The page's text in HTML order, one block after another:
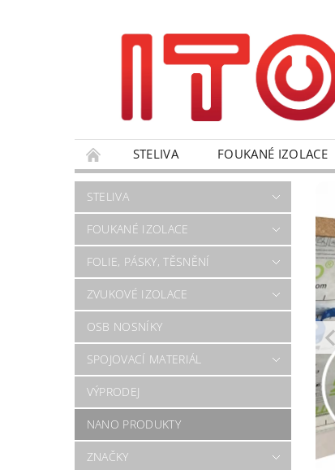
STELIVA FOUKANÉ IZOLACE
VÝPRODEJ
NANO PRODUKTY
FORMULÁŘ PRO UPLATNĚNÍ REKLAMACE
STELIVA
FOUKANÉ IZOLACE
FOLIE, PÁSKY, TĚSNĚNÍ
ZVUKOVÉ IZOLACE
OSB NOSNÍKY
SPOJOVACÍ MATERIÁL
VÝPRODEJ
NANO PRODUKTY
ZNAČKY